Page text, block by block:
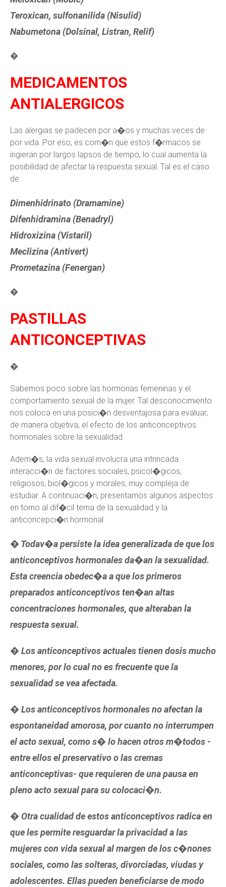
Teroxican, sulfonanilida (Nisulid)
Nabumetona (Dolsinal, Listran, Relif)
�
MEDICAMENTOS
ANTIALERGICOS
Las alergias se padecen por a�os y muchas veces de
por vida. Por eso, es com�n que estos f�rmacos se
ingieran por largos lapsos de tiempo, lo cual aumenta la
posibilidad de afectar la respuesta sexual. Tal es el caso
de:
Dimenhidrinato (Dramamine)
Difenhidramina (Benadryl)
Hidroxizina (Vistaril)
Meclizina (Antivert)
Prometazina (Fenergan)
�
PASTILLAS
ANTICONCEPTIVAS
�
Sabemos poco sobre las hormonas femeninas y el
comportamiento sexual de la mujer. Tal desconocimiento
nos coloca en una posici�n desventajosa para evaluar,
de manera objetiva, el efecto de los anticonceptivos
hormonales sobre la sexualidad.
Adem�s, la vida sexual involucra una intrincada
interacci�n de factores sociales, psicol�gicos,
religiosos, biol�gicos y morales, muy compleja de
estudiar. A continuaci�n, presentamos algunos aspectos
en torno al dif�cil tema de la sexualidad y la
anticoncepci�n hormonal:
� Todav�a persiste la idea generalizada de que los
anticonceptivos hormonales da�an la sexualidad.
Esta creencia obedec�a a que los primeros
preparados anticonceptivos ten�an altas
concentraciones hormonales, que alteraban la
respuesta sexual.
� Los anticonceptivos actuales tienen dosis mucho
menores, por lo cual no es frecuente que la
sexualidad se vea afectada.
� Los anticonceptivos hormonales no afectan la
espontaneidad amorosa, por cuanto no interrumpen
el acto sexual, como s� lo hacen otros m�todos -
entre ellos el preservativo o las cremas
anticonceptivas- que requieren de una pausa en
pleno acto sexual para su colocaci�n.
� Otra cualidad de estos anticonceptivos radica en
que les permite resguardar la privacidad a las
mujeres con vida sexual al margen de los c�nones
sociales, como las solteras, divorciadas, viudas y
adolescentes. Ellas pueden beneficiarse de modo